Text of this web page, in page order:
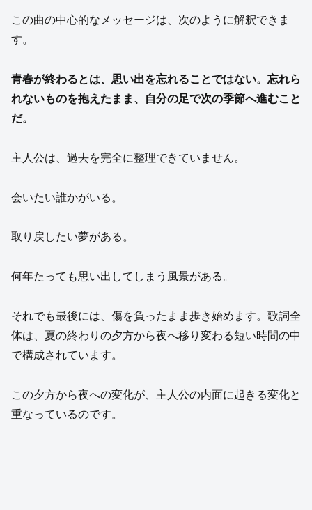
この曲の中心的なメッセージは、次のように解釈できま
す。
青春が終わるとは、思い出を忘れることではない。忘れら
れないものを抱えたまま、自分の足で次の季節へ進むこと
だ。
主人公は、過去を完全に整理できていません。
会いたい誰かがいる。
取り戻したい夢がある。
何年たっても思い出してしまう風景がある。
それでも最後には、傷を負ったまま歩き始めます。歌詞全
体は、夏の終わりの夕方から夜へ移り変わる短い時間の中
で構成されています。
この夕方から夜への変化が、主人公の内面に起きる変化と
重なっているのです。